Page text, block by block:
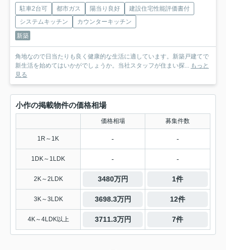
駐車2台可 都市ガス 陽当り良好
建設住宅性能評価書付
システムキッチン
カウンターキッチン
新築
角地なので日当たりも良く健康的な生活に適しています。新築戸建てで
新生活を始めてはいかがでしょうか。当社スタッフが住まい探...
もっと
見る
小作の掲載物件の価格相場
価格相場 募集件数
1R～1K - -
1DK～1LDK - -
2K～2LDK 3480万円 1件
3K～3LDK 3698.3万円 12件
4K～4LDK以上 3711.3万円 7件